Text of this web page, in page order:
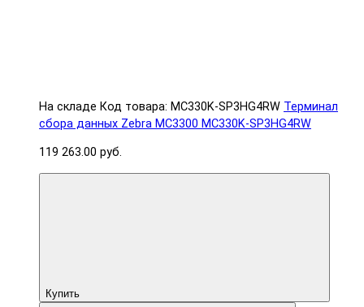
На складе Код товара: MC330K-SP3HG4RW Терминал
сбора данных Zebra MC3300 MC330K-SP3HG4RW
119 263.00 руб.
Купить